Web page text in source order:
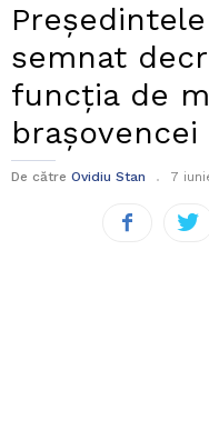
semnat
funcția de
brașovencei
De către Ovidiu Stan 7